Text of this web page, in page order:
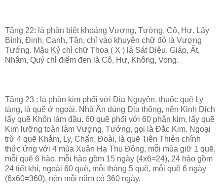
Tầng 22: là phân biệt khoảng Vượng, Tướng, Cô, Hư. Lấy
Bính, Đinh, Canh, Tân, chỉ vào khuyên chữ đỏ là Vượng
Tướng. Mậu Kỷ chỉ chữ Thoa ( X ) là Sát Diệu. Giáp, Ất,
Nhâm, Quý chỉ điểm đen là Cô, Hư, Không, Vong.
Tầng 23 : là phân kim phối với Địa Nguyên, thuộc quẽ Ly
tàng, là quẽ ở ngoài. Nhà Ân dùng Địa thống, nên Kinh Dịch
lấy quẽ Khôn làm đầu. 60 quẽ phối với 60 phân kim, lấy quẽ
Kim lưỡng toàn làm Vượng, Tướng, gọi là Đắc Kim. Ngoại
trừ 4 quẽ Khảm, Ly, Chấn, Đoài, là quẽ Tiên Thiên chính
thức ứng với 4 mùa Xuân Hạ Thu Đông, mỗi mùa giữ 1 quẽ,
mỗi quẽ 6 hào, mỗi hào gồm 15 ngày (4x6=24), 24 hào gồm
24 tiết khí, ngoài 60 quẽ, mỗi tháng 5 quẽ, mỗi quẽ 6 ngày
(6x60=360), nên mỗi năm có 360 ngày.